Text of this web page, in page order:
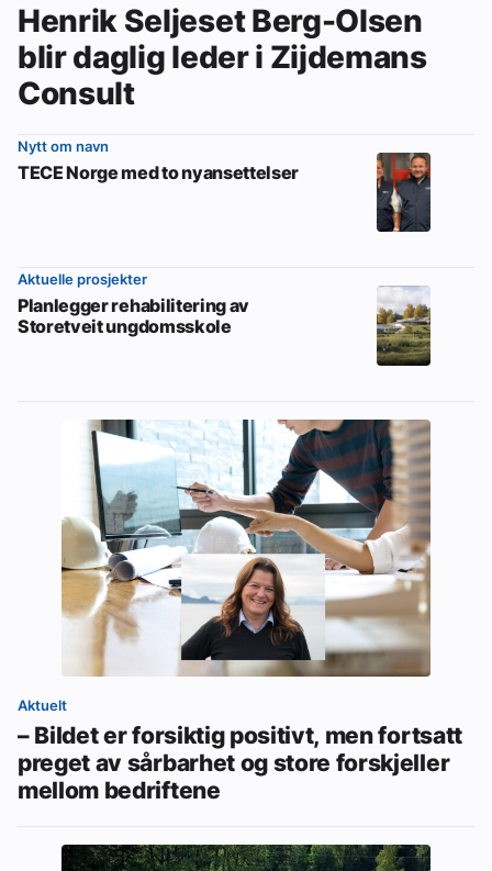
Henrik Seljeset Berg-Olsen
blir daglig leder i Zijdemans
Consult
Nytt om navn
TECE Norge med to nyansettelser
Aktuelle prosjekter
Planlegger rehabilitering av
Storetveit ungdomsskole
Aktuelt
– Bildet er forsiktig positivt, men fortsatt
preget av sårbarhet og store forskjeller
mellom bedriftene